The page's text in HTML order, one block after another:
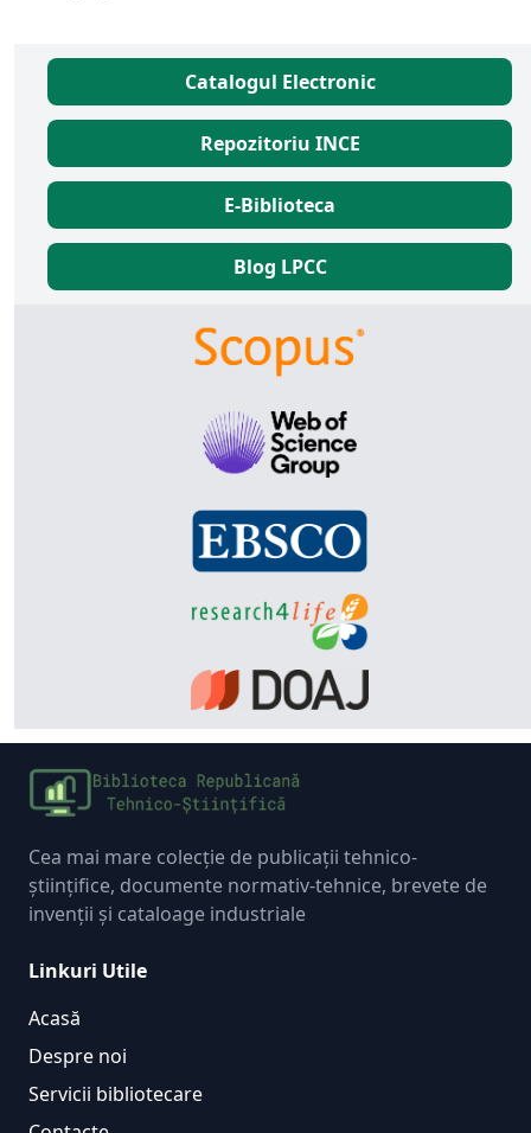
Catalogul Electronic
Repozitoriu INCE
E-Biblioteca
Blog LPCC
Cea mai mare colecție de publicații tehnico-
științifice, documente normativ-tehnice, brevete de
invenții și cataloage industriale
Linkuri Utile
Acasă
Despre noi
Servicii bibliotecare